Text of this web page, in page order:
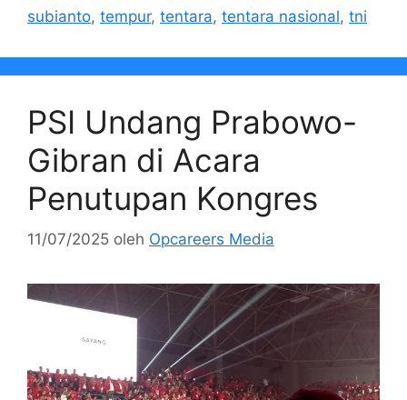
subianto, tempur, tentara, tentara nasional, tni
PSI Undang Prabowo-
Gibran di Acara
Penutupan Kongres
11/07/2025 oleh Opcareers Media